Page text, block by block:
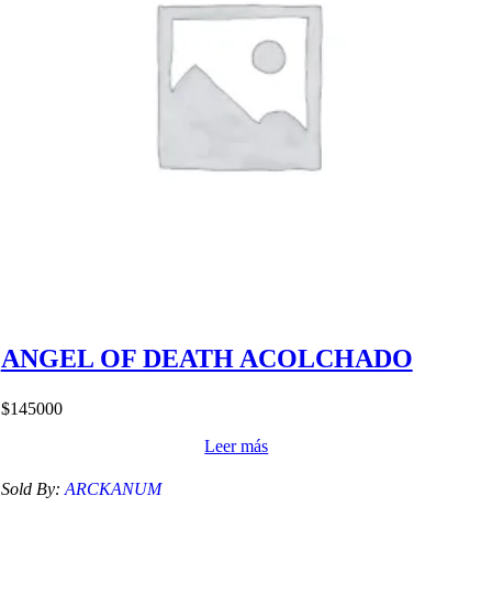
ANGEL OF DEATH ACOLCHADO
$145000
Leer más
Sold By: ARCKANUM